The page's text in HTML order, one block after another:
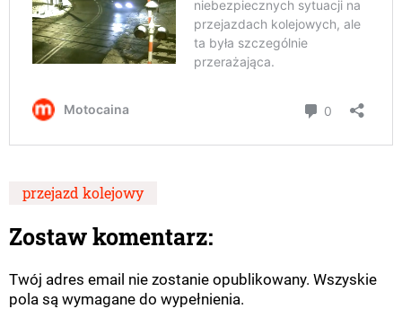
przejazd kolejowy
Zostaw komentarz:
Twój adres email nie zostanie opublikowany. Wszyskie
pola są wymagane do wypełnienia.